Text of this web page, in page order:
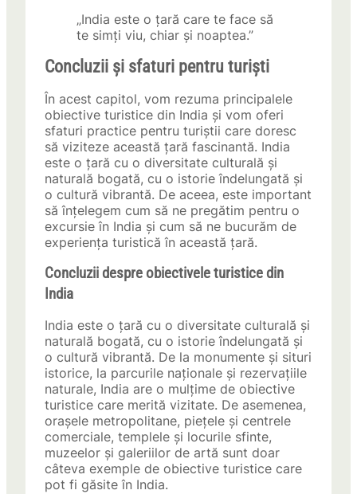
„India este o țară care te face să
te simți viu, chiar și noaptea.”
Concluzii și sfaturi pentru turiști
În acest capitol, vom rezuma principalele
obiective turistice din India și vom oferi
sfaturi practice pentru turiștii care doresc
să viziteze această țară fascinantă. India
este o țară cu o diversitate culturală și
naturală bogată, cu o istorie îndelungată și
o cultură vibrantă. De aceea, este important
să înțelegem cum să ne pregătim pentru o
excursie în India și cum să ne bucurăm de
experiența turistică în această țară.
Concluzii despre obiectivele turistice din
India
India este o țară cu o diversitate culturală și
naturală bogată, cu o istorie îndelungată și
o cultură vibrantă. De la monumente și situri
istorice, la parcurile naționale și rezervațiile
naturale, India are o mulțime de obiective
turistice care merită vizitate. De asemenea,
orașele metropolitane, piețele și centrele
comerciale, templele și locurile sfinte,
muzeelor și galeriilor de artă sunt doar
câteva exemple de obiective turistice care
pot fi găsite în India.